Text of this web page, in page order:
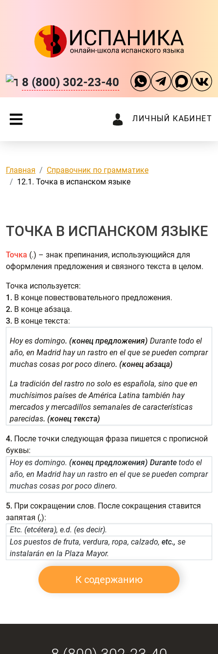
8 (800) 302-23-40
ЛИЧНЫЙ КАБИНЕТ
Главная
Справочник по грамматике
12.1. Точка в испанском языке
ТОЧКА В ИСПАНСКОМ ЯЗЫКЕ
Точка (.) – знак препинания, использующийся для
оформления предложения и связного текста в целом.
Точка используется:
1. В конце повествовательного предложения.
2. В конце абзаца.
3. В конце текста:
Hoy es domingo. (конец предложения) Durante todo el
año, en Madrid hay un rastro en el que se pueden comprar
muchas cosas por poco dinero. (конец абзаца)
La tradición del rastro no solo es española, sino que en
muchísimos países de América Latina también hay
mercados y mercadillos semanales de características
parecidas. (конец текста)
4. После точки следующая фраза пишется с прописной
буквы:
Hoy es domingo. (конец предложения) Durante todo el
año, en Madrid hay un rastro en el que se pueden comprar
muchas cosas por poco dinero.
5. При сокращении слов. После сокращения ставится
запятая (,):
Etc. (etcétera), e.d. (es decir).
Los puestos de fruta, verdura, ropa, calzado,etc., se
instalarán en la Plaza Mayor.
К содержанию